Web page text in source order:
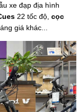
xe đạp địa hình
22 tốc độ, cọc
giá khác...